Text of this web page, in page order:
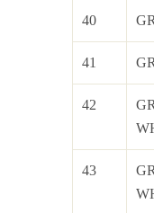
40
41
42
43